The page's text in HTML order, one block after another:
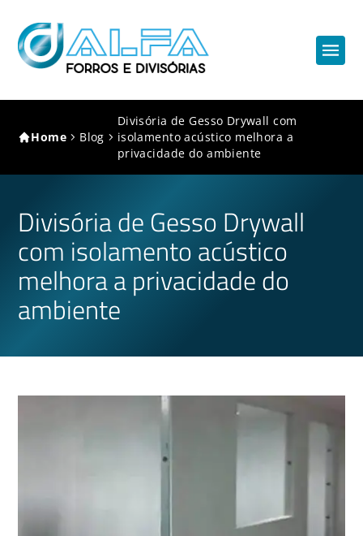
Home Blog
Divisória de Gesso Drywall com
isolamento acústico melhora a
privacidade do ambiente
Divisória de Gesso Drywall
com isolamento acústico
melhora a privacidade do
ambiente